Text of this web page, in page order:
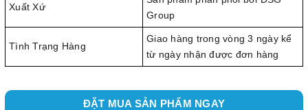
Xuất Xứ
Group
Tình Trạng Hàng
Giao hàng trong vòng 3 ngày kể
từ ngày nhận được đơn hàng
ĐẶT MUA SẢN PHẨM NGAY